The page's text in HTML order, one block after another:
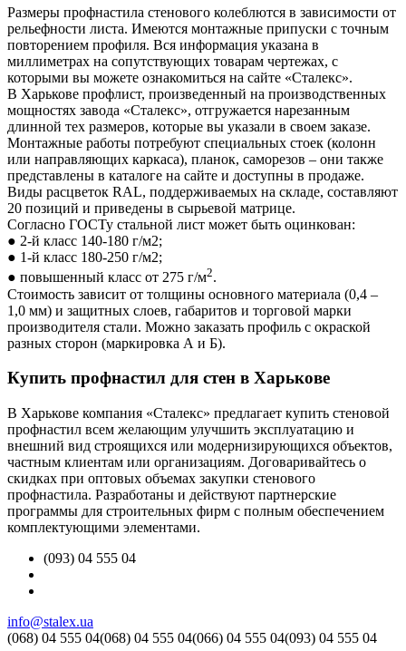
Размеры профнастила стенового колеблются в зависимости от
рельефности листа. Имеются монтажные припуски с точным
повторением профиля. Вся информация указана в
миллиметрах на сопутствующих товарам чертежах, с
которыми вы можете ознакомиться на сайте «Сталекс».
В Харькове профлист, произведенный на производственных
мощностях завода «Сталекс», отгружается нарезанным
длинной тех размеров, которые вы указали в своем заказе.
Монтажные работы потребуют специальных стоек (колонн
или направляющих каркаса), планок, саморезов – они также
представлены в каталоге на сайте и доступны в продаже.
Виды расцветок RAL, поддерживаемых на складе, составляют
20 позиций и приведены в сырьевой матрице.
Согласно ГОСТу стальной лист может быть оцинкован:
● 2-й класс 140-180 г/м2;
● 1-й класс 180-250 г/м2;
● повышенный класс от 275 г/м2.
Стоимость зависит от толщины основного материала (0,4 –
1,0 мм) и защитных слоев, габаритов и торговой марки
производителя стали. Можно заказать профиль с окраской
разных сторон (маркировка А и Б).
Купить профнастил для стен в Харькове
В Харькове компания «Сталекс» предлагает купить стеновой
профнастил всем желающим улучшить эксплуатацию и
внешний вид строящихся или модернизирующихся объектов,
частным клиентам или организациям. Договаривайтесь о
скидках при оптовых объемах закупки стенового
профнастила. Разработаны и действуют партнерские
программы для строительных фирм с полным обеспечением
комплектующими элементами.
(093) 04 555 04
info@stalex.ua
(068) 04 555 04(068) 04 555 04(066) 04 555 04(093) 04 555 04